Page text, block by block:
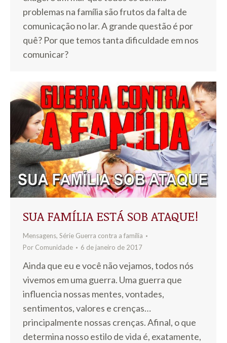
problemas na família são frutos da falta de
comunicação no lar. A grande questão é por
quê? Por que temos tanta dificuldade em nos
comunicar?
SUA FAMÍLIA ESTÁ SOB ATAQUE!
Mensagens, Série Guerra contra a família
Por Comunidade 6 de janeiro de 2017
Ainda que eu e você não vejamos, todos nós
vivemos em uma guerra. Uma guerra que
influencia nossas mentes, vontades,
sentimentos, valores e crenças…
principalmente nossas crenças. Afinal, o que
determina nosso estilo de vida é, exatamente,